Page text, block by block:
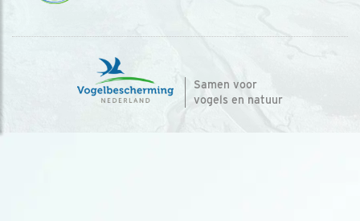
Samen voor
vogels en natuur